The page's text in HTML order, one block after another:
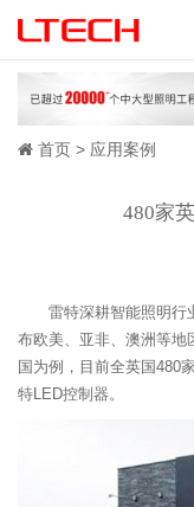
首页 应用案例
480家
雷特深耕智能照明行
布欧美、亚非、澳洲等地
国为例，目前全英国480
特LED控制器 。